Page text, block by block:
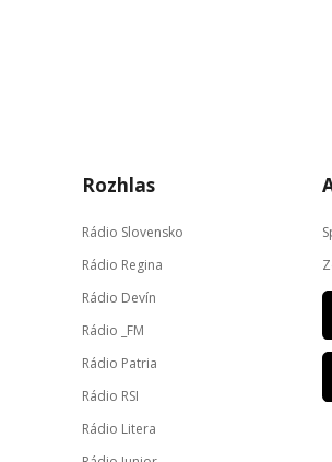
Rozhlas
Rádio Slovensko
Rádio Regina
Rádio Devín
Rádio _FM
Rádio Patria
Rádio RSI
Rádio Litera